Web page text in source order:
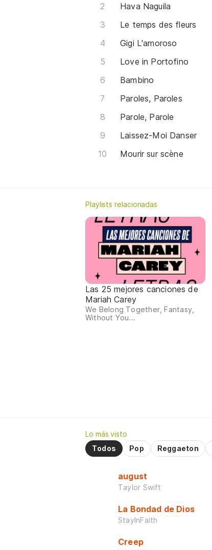
Hava Naguila
Le temps des fleurs
Gigi L'amoroso
Love in Portofino
Bambino
Paroles, Paroles
Parole, Parole
Laissez-Moi Danser
Mourir sur scène
Playlists relacionadas
Las 25 mejores canciones de
Mariah Carey
We Belong Together, Fantasy,
Without You...
Lo más visto
Todos
Pop Reggaeton
august
Taylor Swift
La Bondad de Dios
StayInFaith
Creep